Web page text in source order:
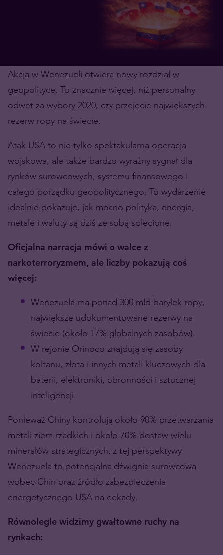
Akcja w Wenezueli otwiera nowy rozdział w
geopolityce. To znacznie więcej, niż personalny
odwet za wybory 2020, czy przejęcie największych
rezerw ropy na świecie.
Atak USA to nie tylko spektakularna operacja
wojskowa, ale także bardzo wyraźny sygnał dla
rynków surowcowych, systemu finansowego i
całego porządku geopolitycznego. To wydarzenie
idealnie pokazuje, jak mocno polityka, energia,
metale i waluty są dziś ze sobą splecione.
Oficjalna narracja mówi o walce z
narkoterroryzmem, ale liczby pokazują coś
więcej:
Wenezuela ma ponad 300 mld baryłek ropy,
największe udokumentowane rezerwy na
świecie (około 17% globalnych zasobów).
W rejonie Orinoco znajdują się zasoby
koltanu, złota i innych metali kluczowych dla
baterii, elektroniki, obronności i sztucznej
inteligencji.
Ponieważ Chiny kontrolują około 90% przetwarzania
metali ziem rzadkich i około 70% dostaw wielu
minerałów strategicznych, z tej perspektywy
Wenezuela to potencjalna dźwignia surowcowa
wobec Chin oraz źródło zabezpieczenia
energetycznego USA na dekady.
Równolegle widzimy gwałtowne ruchy na
rynkach: